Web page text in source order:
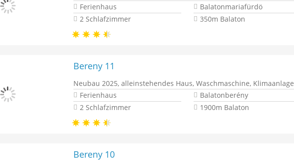
Ferienhaus
Balatonmariafürdö
2 Schlafzimmer
350m Balaton
Bereny 11
Neubau 2025, alleinstehendes Haus, Waschmaschine, Klimaanlage
Ferienhaus
Balatonberény
2 Schlafzimmer
1900m Balaton
Bereny 10